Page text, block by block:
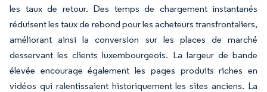
les taux de retour. Des temps de chargement instantanés
réduisent les taux de rebond pour les acheteurs transfrontaliers,
améliorant ainsi la conversion sur les places de marché
desservant les clients luxembourgeois. La largeur de bande
élevée encourage également les pages produits riches en
vidéos qui ralentissaient historiquement les sites anciens. La